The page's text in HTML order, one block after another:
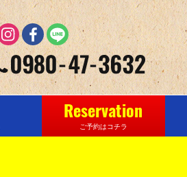
Reservation
ご予約はコチラ